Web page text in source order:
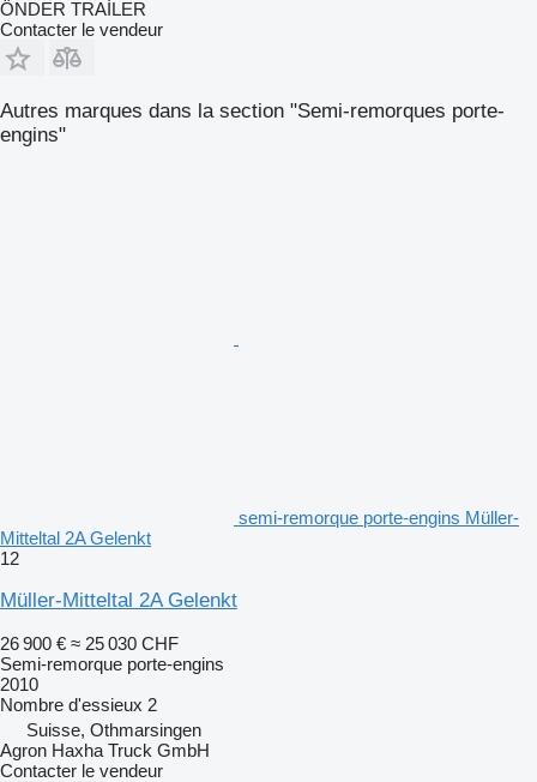
ÖNDER TRAİLER
Contacter le vendeur
Autres marques dans la section "Semi-remorques porte-
engins"
semi-remorque porte-engins Müller-
Mitteltal 2A Gelenkt
12
Müller-Mitteltal 2A Gelenkt
26 900 € ≈ 25 030 CHF
Semi-remorque porte-engins
2010
Nombre d'essieux 2
Suisse, Othmarsingen
Agron Haxha Truck GmbH
Contacter le vendeur